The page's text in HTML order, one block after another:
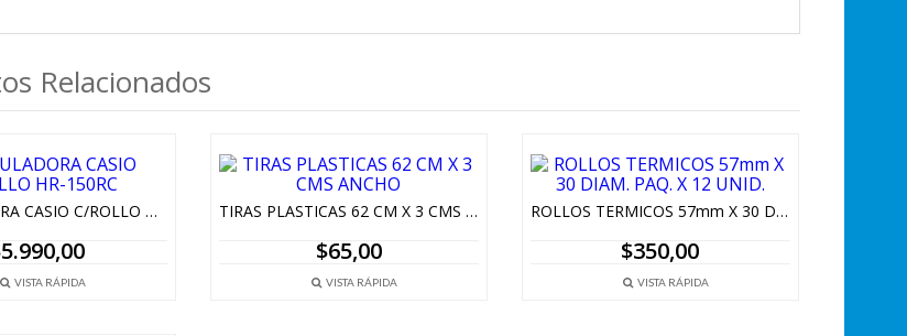
Relacionados
CALCULADORA CASIO C/ROLLO HR-150RC
5.990,00
VISTA RÁPIDA
TIRAS PLASTICAS 62 CM X 3 CMS ANCHO
$65,00
VISTA RÁPIDA
ROLLOS TERMICOS 57mm X 30 DIAM. PAQ. X 12 UNID.
$350,00
VISTA RÁPIDA